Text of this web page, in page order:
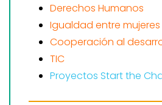
Derechos Humanos
Igualdad entre
Cooperación al
TIC
Proyectos Start the